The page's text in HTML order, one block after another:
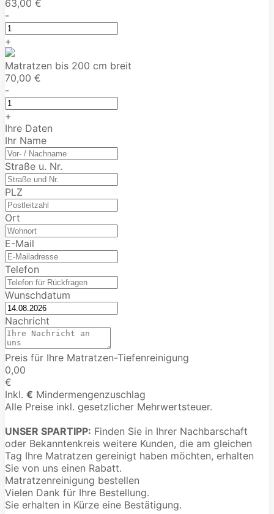
63,00 €
-
+
Matratzen bis 200 cm breit
70,00 €
-
+
Ihre Daten
Ihr Name
Straße u. Nr.
PLZ
Ort
E-Mail
Telefon
Wunschdatum
Nachricht
Preis für Ihre Matratzen-Tiefenreinigung
0,00
€
Inkl. € Mindermengenzuschlag
Alle Preise inkl. gesetzlicher Mehrwertsteuer.
UNSER SPARTIPP: Finden Sie in Ihrer Nachbarschaft
oder Bekanntenkreis weitere Kunden, die am gleichen
Tag Ihre Matratzen gereinigt haben möchten, erhalten
Sie von uns einen Rabatt.
Matratzenreinigung bestellen
Vielen Dank für Ihre Bestellung.
Sie erhalten in Kürze eine Bestätigung.